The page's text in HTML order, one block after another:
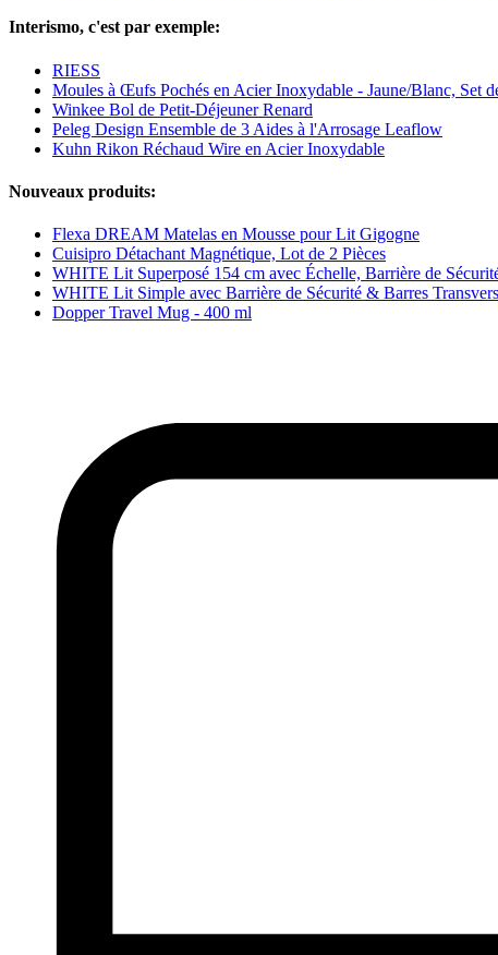
Interismo, c'est par exemple:
RIESS
Moules à Œufs Pochés en Acier Inoxydable - Jaune/Blanc, Set
Winkee Bol de Petit-Déjeuner Renard
Peleg Design Ensemble de 3 Aides à l'Arrosage Leaflow
Kuhn Rikon Réchaud Wire en Acier Inoxydable
Nouveaux produits:
Flexa DREAM Matelas en Mousse pour Lit Gigogne
Cuisipro Détachant Magnétique, Lot de 2 Pièces
WHITE Lit Superposé 154 cm avec Échelle, Barrière de
WHITE Lit Simple avec Barrière de Sécurité & Barres
Dopper Travel Mug - 400 ml